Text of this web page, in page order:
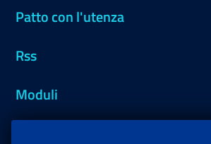
Patto con l'utenza
Rss
Moduli